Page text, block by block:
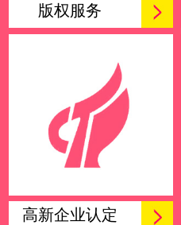
版权服务
高新企业认定